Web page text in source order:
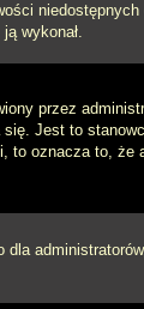
wykonał.
przez
Jest to
oznacza to, że